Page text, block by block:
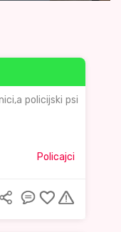
policijski psi
Policajci